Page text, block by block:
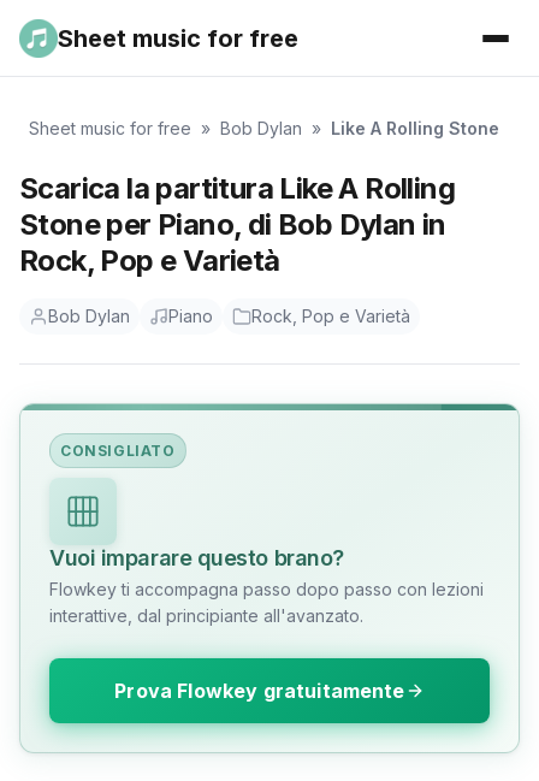
Sheet music for free
Sheet music for free » Bob Dylan » Like A Rolling Stone
Scarica la partitura Like A Rolling
Stone per Piano, di Bob Dylan in
Rock, Pop e Varietà
Bob Dylan Piano Rock, Pop e Varietà
CONSIGLIATO
Vuoi imparare questo brano?
Flowkey ti accompagna passo dopo passo con lezioni
interattive, dal principiante all'avanzato.
Prova Flowkey gratuitamente